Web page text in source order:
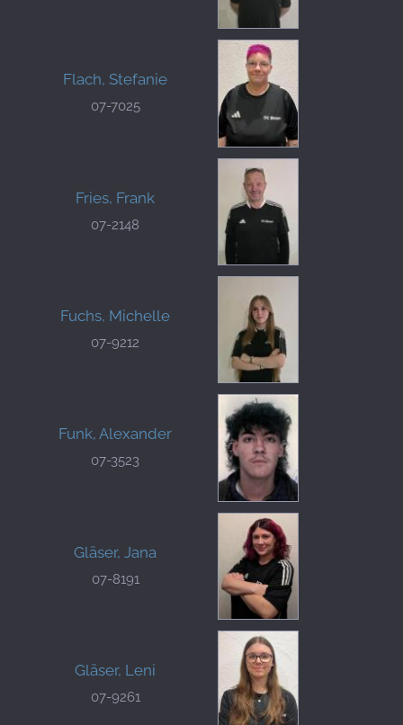
Flach, Stefanie
07-7025
Fries, Frank
07-2148
Fuchs, Michelle
07-9212
Funk, Alexander
07-3523
Gläser, Jana
07-8191
Gläser, Leni
07-9261